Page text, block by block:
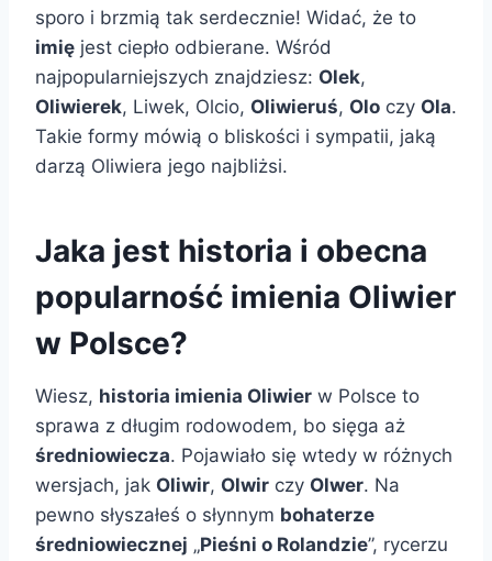
sporo i brzmią tak serdecznie! Widać, że to
imię jest ciepło odbierane. Wśród
najpopularniejszych znajdziesz: Olek,
Oliwierek, Liwek, Olcio, Oliwieruś, Olo czy Ola.
Takie formy mówią o bliskości i sympatii, jaką
darzą Oliwiera jego najbliżsi.
Jaka jest historia i obecna
popularność imienia Oliwier
w Polsce?
Wiesz, historia imienia Oliwier w Polsce to
sprawa z długim rodowodem, bo sięga aż
średniowiecza. Pojawiało się wtedy w różnych
wersjach, jak Oliwir, Olwir czy Olwer. Na
pewno słyszałeś o słynnym bohaterze
średniowiecznej „Pieśni o Rolandzie”, rycerzu